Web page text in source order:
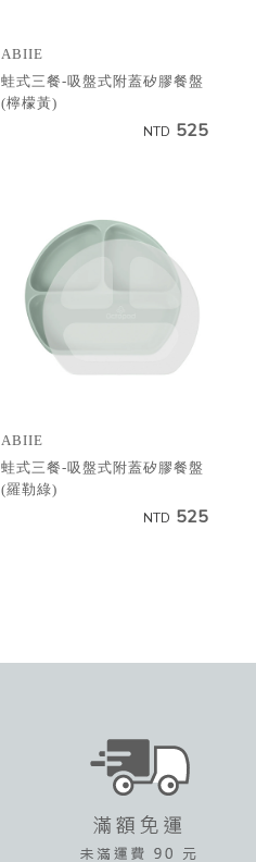
ABIIE
蛙式三餐-吸盤式附蓋矽膠餐盤
(檸檬黃)
NTD 525
ABIIE
蛙式三餐-吸盤式附蓋矽膠餐盤
(羅勒綠)
NTD 525